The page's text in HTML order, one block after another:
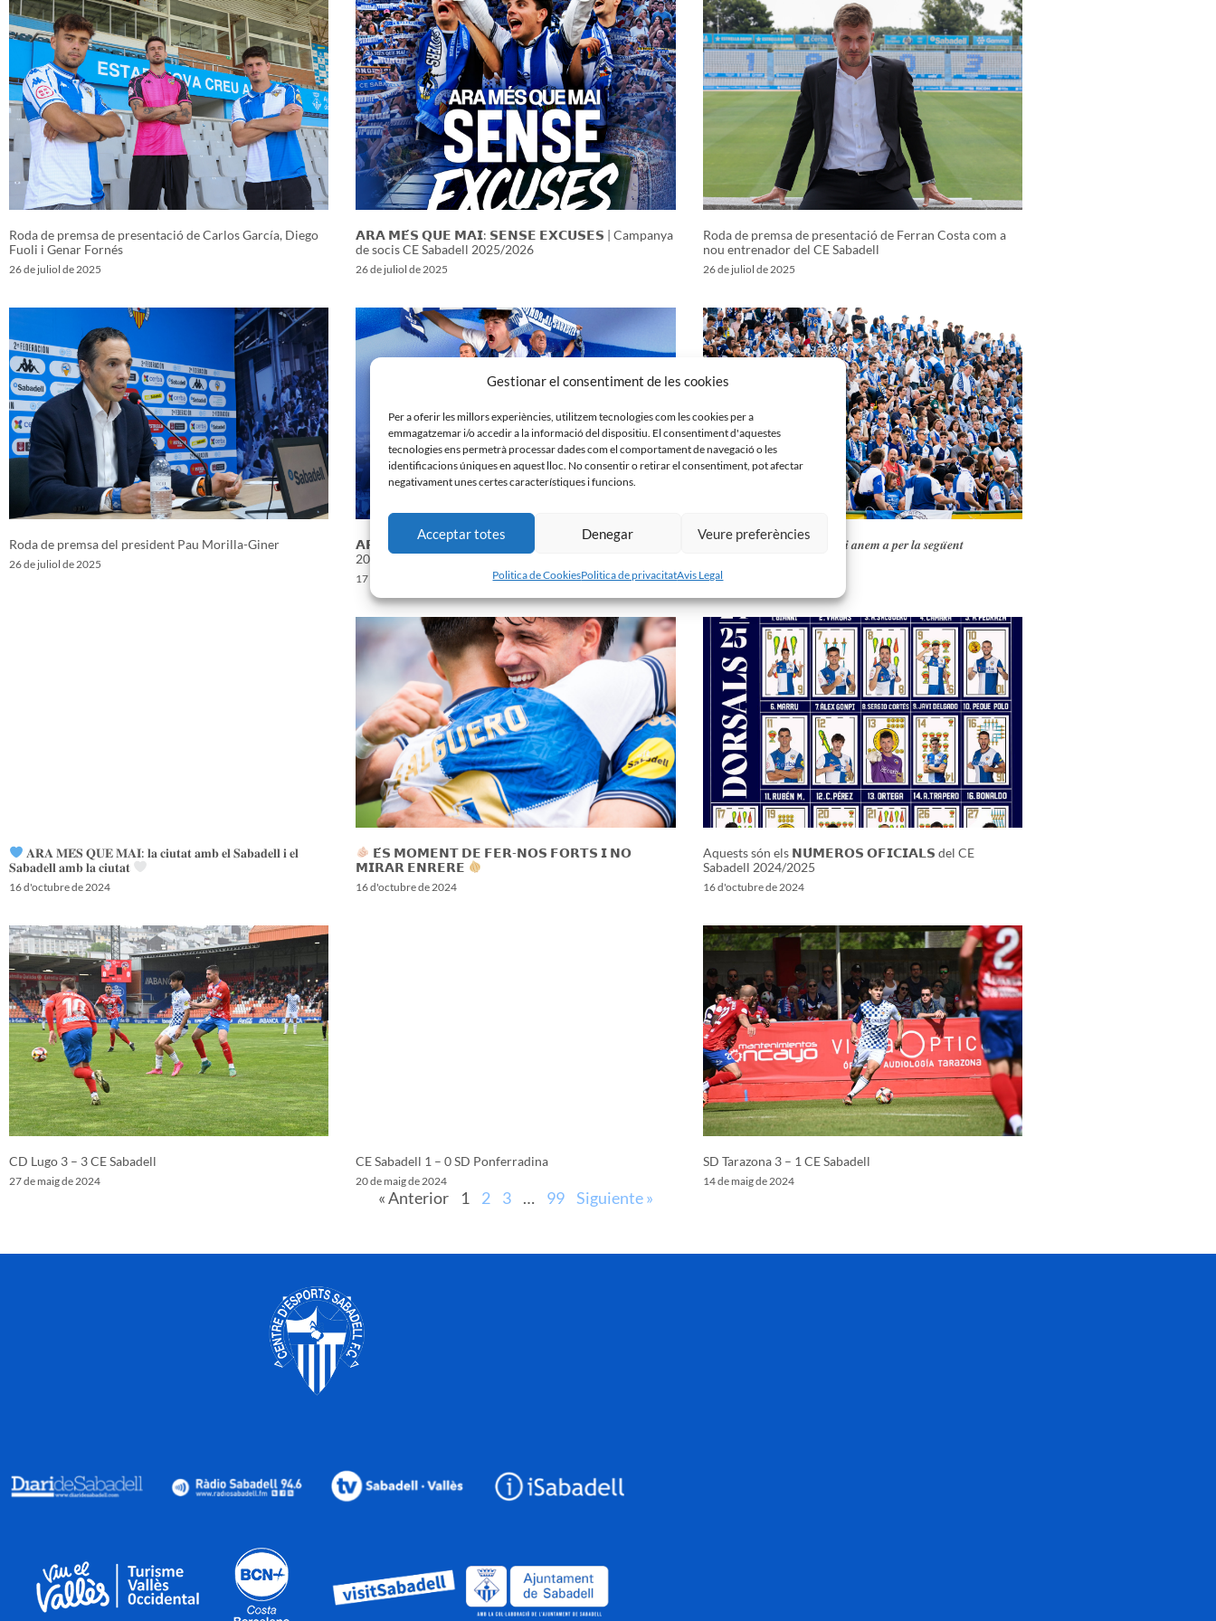
Gestionar el consentiment de les cookies
Per a oferir les millors experiències, utilitzem tecnologies com les cookies per a
emmagatzemar i/o accedir a la informació del dispositiu. El consentiment d'aquestes
tecnologies ens permetrà processar dades com el comportament de navegació o les
identificacions úniques en aquest lloc. No consentir o retirar el consentiment, pot afectar
negativament unes certes característiques i funcions.
Acceptar totes Denegar Veure preferències
Politica de CookiesPolitica de privacitatAvis Legal
Roda de premsa de presentació de Carlos García, Diego
Fuoli i Genar Fornés
26 de juliol de 2025
𝗔𝗥𝗔 𝗠𝗘́𝗦 𝗤𝗨𝗘 𝗠𝗔𝗜: 𝗦𝗘𝗡𝗦𝗘 𝗘𝗫𝗖𝗨𝗦𝗘𝗦 | Campanya
de socis CE Sabadell 2025/2026
26 de juliol de 2025
Roda de premsa de presentació de Ferran Costa com a
nou entrenador del CE Sabadell
26 de juliol de 2025
Roda de premsa del president Pau Morilla-Giner
26 de juliol de 2025
𝗔𝗥𝗔 𝗠𝗘́𝗦 𝗤𝗨𝗘 𝗠𝗔𝗜 | Campanya de socis CE Sabadell
2024/2025
17 d'octubre de 2024
𝑽𝒆𝒏𝒊𝒎 𝒅’𝒖𝒏𝒂 𝒈𝒓𝒂𝒏 𝒃𝒂𝒕𝒂𝒍𝒍𝒂…𝒊 𝒂𝒏𝒆𝒎 𝒂 𝒑𝒆𝒓 𝒍𝒂 𝒔𝒆𝒈𝒖̈𝒆𝒏𝒕
𝐀𝐑𝐀 𝐌𝐄́𝐒 𝐐𝐔𝐄 𝐌𝐀𝐈: 𝐥𝐚 𝐜𝐢𝐮𝐭𝐚𝐭 𝐚𝐦𝐛 𝐞𝐥 𝐒𝐚𝐛𝐚𝐝𝐞𝐥𝐥 𝐢 𝐞𝐥
𝐒𝐚𝐛𝐚𝐝𝐞𝐥𝐥 𝐚𝐦𝐛 𝐥𝐚 𝐜𝐢𝐮𝐭𝐚𝐭
16 d'octubre de 2024
𝗘́𝗦 𝗠𝗢𝗠𝗘𝗡𝗧 𝗗𝗘 𝗙𝗘𝗥-𝗡𝗢𝗦 𝗙𝗢𝗥𝗧𝗦 𝗜 𝗡𝗢
𝗠𝗜𝗥𝗔𝗥 𝗘𝗡𝗥𝗘𝗥𝗘
16 d'octubre de 2024
Aquests són els 𝗡𝗨́𝗠𝗘𝗥𝗢𝗦 𝗢𝗙𝗜𝗖𝗜𝗔𝗟𝗦 del CE
Sabadell 2024/2025
16 d'octubre de 2024
CD Lugo 3 – 3 CE Sabadell
27 de maig de 2024
CE Sabadell 1 – 0 SD Ponferradina
20 de maig de 2024
SD Tarazona 3 – 1 CE Sabadell
14 de maig de 2024
« Anterior 1 2 3 … 99 Siguiente »